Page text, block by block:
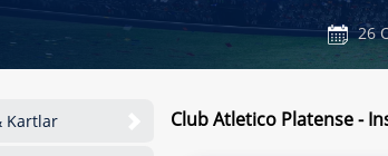
26
Kartlar Club Atletico Platense -